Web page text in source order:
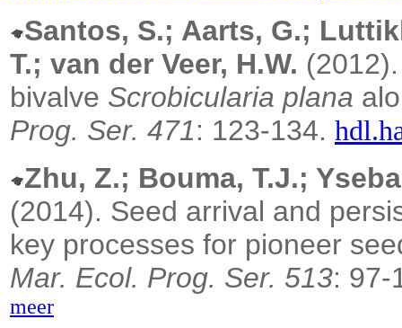
Santos, S.; Aarts, G.;
T.; van der Veer, H.W.
bivalve Scrobicularia plana
Prog. Ser. 471: 123-134.
Zhu, Z.; Bouma, T.J.;
(2014). Seed arrival and
key processes for pioneer
Mar. Ecol. Prog. Ser. 513:
meer